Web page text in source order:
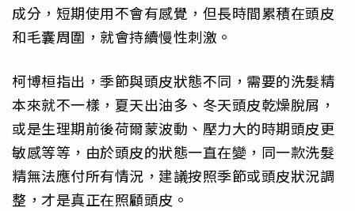
成分，短期使用不會有感覺，但長時間累積在頭皮
和毛囊周圍，就會持續慢性刺激。
柯博桓指出，季節與頭皮狀態不同，需要的洗髮精
本來就不一樣，夏天出油多、冬天頭皮乾燥脫屑，
或是生理期前後荷爾蒙波動、壓力大的時期頭皮更
敏感等等，由於頭皮的狀態一直在變，同一款洗髮
精無法應付所有情況，建議按照季節或頭皮狀況調
整，才是真正在照顧頭皮。